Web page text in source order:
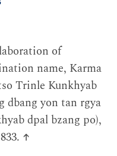
of
name, Karma
Trinle Kunkhyab
dbang yon tan rgya
dpal bzang po),
↑